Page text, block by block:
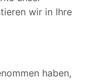
wir in Ihre
haben,